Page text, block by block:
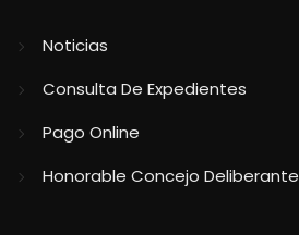
Noticias
Consulta De Expedientes
Pago Online
Honorable Concejo Deliberante